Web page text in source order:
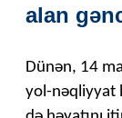
alan
Dünən, 14
yol-nəqliyyat